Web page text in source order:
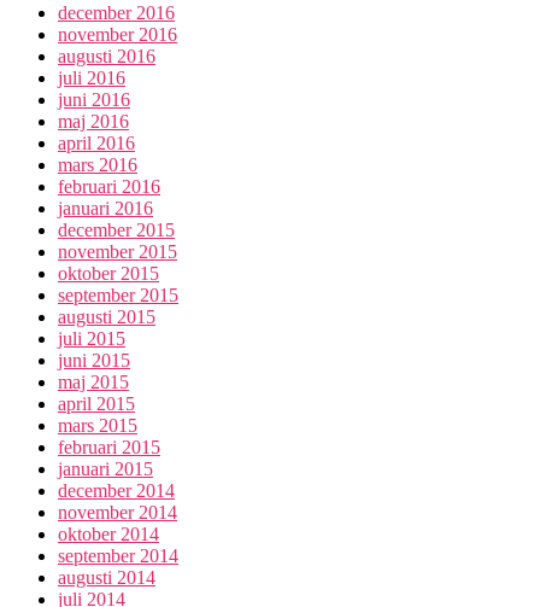
december 2016
november 2016
augusti 2016
juli 2016
juni 2016
maj 2016
april 2016
mars 2016
februari 2016
januari 2016
december 2015
november 2015
oktober 2015
september 2015
augusti 2015
juli 2015
juni 2015
maj 2015
april 2015
mars 2015
februari 2015
januari 2015
december 2014
november 2014
oktober 2014
september 2014
augusti 2014
juli 2014